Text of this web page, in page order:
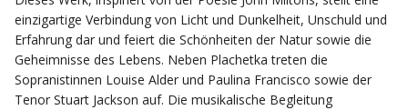
einzigartige Verbindung von Licht und Dunkelheit, Unschuld und
Erfahrung dar und feiert die Schönheiten der Natur sowie die
Geheimnisse des Lebens. Neben Plachetka treten die
Sopranistinnen Louise Alder und Paulina Francisco sowie der
Tenor Stuart Jackson auf. Die musikalische Begleitung